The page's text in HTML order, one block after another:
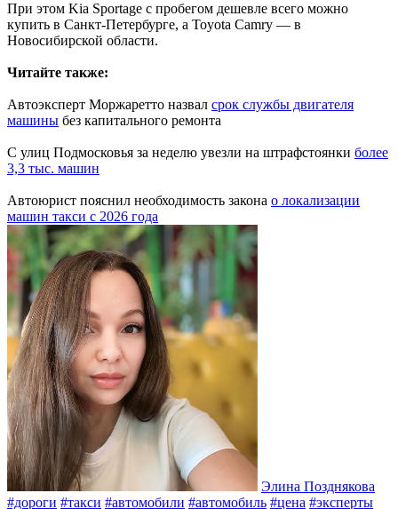
При этом Kia Sportage с пробегом дешевле всего можно
купить в Санкт-Петербурге, а Toyota Camry — в
Новосибирской области.
Читайте также:
Автоэксперт Моржаретто назвал срок службы двигателя
машины без капитального ремонта
С улиц Подмосковья за неделю увезли на штрафстоянки более
3,3 тыс. машин
Автоюрист пояснил необходимость закона о локализации
машин такси с 2026 года
Элина Позднякова
#дороги #такси #автомобили #автомобиль #цена #эксперты